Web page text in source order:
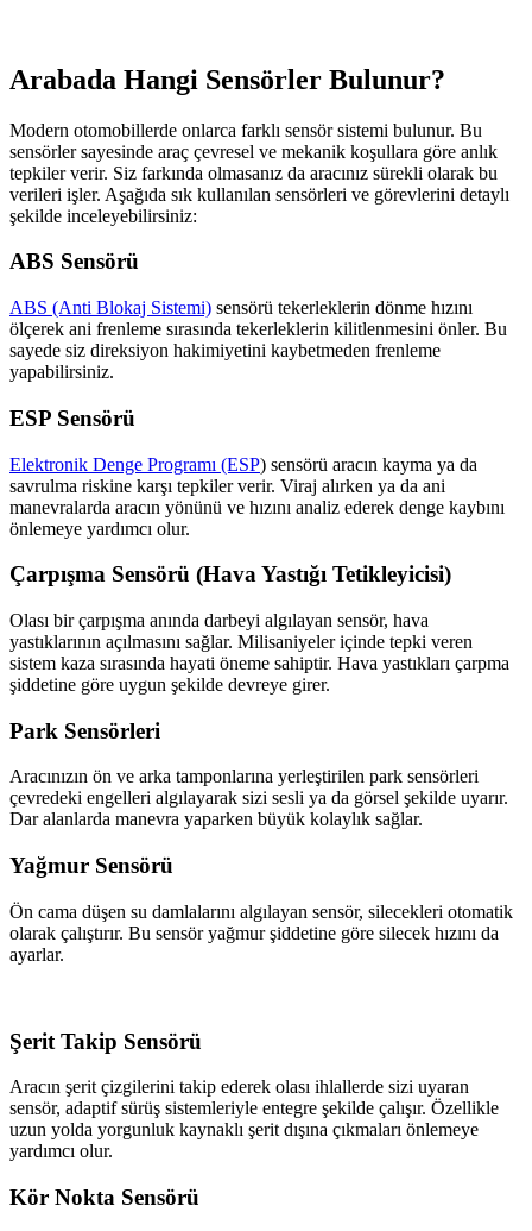
Arabada Hangi Sensörler Bulunur?
Modern otomobillerde onlarca farklı sensör sistemi bulunur. Bu
sensörler sayesinde araç çevresel ve mekanik koşullara göre anlık
tepkiler verir. Siz farkında olmasanız da aracınız sürekli olarak bu
verileri işler. Aşağıda sık kullanılan sensörleri ve görevlerini detaylı
şekilde inceleyebilirsiniz:
ABS Sensörü
ABS (Anti Blokaj Sistemi) sensörü tekerleklerin dönme hızını
ölçerek ani frenleme sırasında tekerleklerin kilitlenmesini önler. Bu
sayede siz direksiyon hakimiyetini kaybetmeden frenleme
yapabilirsiniz.
ESP Sensörü
Elektronik Denge Programı (ESP) sensörü aracın kayma ya da
savrulma riskine karşı tepkiler verir. Viraj alırken ya da ani
manevralarda aracın yönünü ve hızını analiz ederek denge kaybını
önlemeye yardımcı olur.
Çarpışma Sensörü (Hava Yastığı Tetikleyicisi)
Olası bir çarpışma anında darbeyi algılayan sensör, hava
yastıklarının açılmasını sağlar. Milisaniyeler içinde tepki veren
sistem kaza sırasında hayati öneme sahiptir. Hava yastıkları çarpma
şiddetine göre uygun şekilde devreye girer.
Park Sensörleri
Aracınızın ön ve arka tamponlarına yerleştirilen park sensörleri
çevredeki engelleri algılayarak sizi sesli ya da görsel şekilde uyarır.
Dar alanlarda manevra yaparken büyük kolaylık sağlar.
Yağmur Sensörü
Ön cama düşen su damlalarını algılayan sensör, silecekleri otomatik
olarak çalıştırır. Bu sensör yağmur şiddetine göre silecek hızını da
ayarlar.
Şerit Takip Sensörü
Aracın şerit çizgilerini takip ederek olası ihlallerde sizi uyaran
sensör, adaptif sürüş sistemleriyle entegre şekilde çalışır. Özellikle
uzun yolda yorgunluk kaynaklı şerit dışına çıkmaları önlemeye
yardımcı olur.
Kör Nokta Sensörü